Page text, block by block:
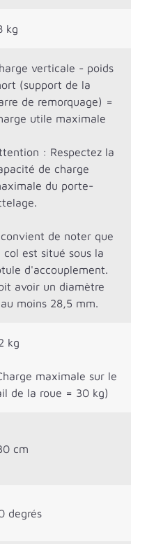
kg
verticale - poids
(support de la
de remorquage) =
utile maximale
: Respectez la
de charge
du porte-
de noter que
col est situé sous la
d'accouplement.
avoir un diamètre
moins 28,5 mm.
kg
maximale sur le
de la roue = 30 kg)
cm
degrés